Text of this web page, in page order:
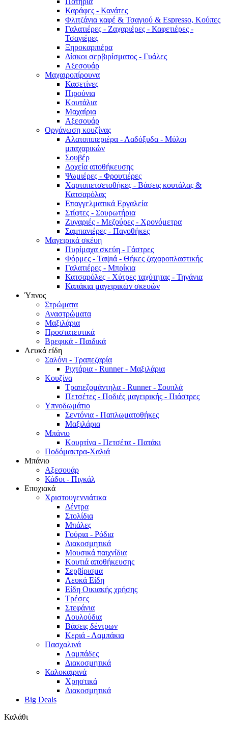
Καράφες - Κανάτες
Φλιτζάνια καφέ & Τσαγιού & Espresso, Κούπες
Γαλατιέρες - Ζαχαριέρες - Καφετιέρες -
Τσαγιέρες
Ξηροκαρπιέρα
Δίσκοι σερβιρίσματος - Γυάλες
Αξεσουάρ
Μαχαιροπίρουνα
Κασετίνες
Πιρούνια
Κουτάλια
Μαχαίρια
Αξεσουάρ
Οργάνωση κουζίνας
Αλατοπιπεριέρα - Λαδόξυδα - Μύλοι
μπαχαρικών
Σουβέρ
Δοχεία αποθήκευσης
Ψωμιέρες - Φρουτιέρες
Χαρτοπετσετοθήκες - Βάσεις κουτάλας &
Κατσαρόλας
Επαγγελματικά Εργαλεία
Στίφτες - Σουρωτήρια
Ζυγαριές - Μεζούρες - Χρονόμετρα
Σαμπανιέρες - Παγοθήκες
Μαγειρικά σκέυη
Πυρίμαχα σκεύη - Γάστρες
Φόρμες - Ταψιά - Θήκες ζαχαροπλαστικής
Γαλατιέρες - Μπρίκια
Κατσαρόλες - Χύτρες ταχύτητας - Τηγάνια
Καπάκια μαγειρικών σκευών
Ύπνος
Στρώματα
Αναστρώματα
Μαξιλάρια
Προστατευτικά
Βρεφικά - Παιδικά
Λευκά είδη
Σαλόνι - Τραπεζαρία
Ριχτάρια - Runner - Μαξιλάρια
Κουζίνα
Τραπεζομάντηλα - Runner - Σουπλά
Πετσέτες - Ποδιές μαγειρικής - Πιάστρες
Υπνοδωμάτιο
Σεντόνια - Παπλωματοθήκες
Μαξιλάρια
Μπάνιο
Κουρτίνα - Πετσέτα - Πατάκι
Ποδόμακτρα-Χαλιά
Μπάνιο
Αξεσουάρ
Κάδοι - Πιγκάλ
Εποχιακά
Χριστουγεννιάτικα
Δέντρα
Στολίδια
Μπάλες
Γούρια - Ρόδια
Διακοσμητικά
Μουσικά παιχνίδια
Κουτιά αποθήκευσης
Σερβίρισμα
Λευκά Είδη
Είδη Οικιακής χρήσης
Τρέσες
Στεφάνια
Λουλούδια
Βάσεις δέντρων
Κεριά - Λαμπάκια
Πασχαλινά
Λαμπάδες
Διακοσμητικά
Καλοκαιρινά
Χρηστικά
Διακοσμητικά
Big Deals
Καλάθι